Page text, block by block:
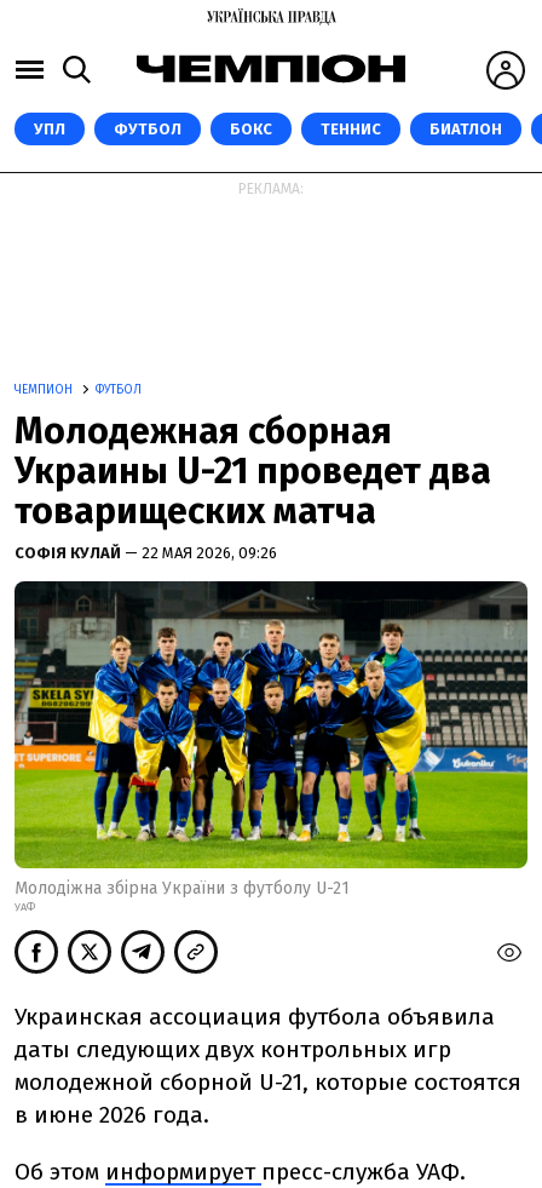
УПЛ ФУТБОЛ БОКС ТЕННИС БИАТЛОН
РЕКЛАМА:
ЧЕМПИОН ФУТБОЛ
Молодежная сборная
Украины U-21 проведет два
товарищеских матча
СОФІЯ КУЛАЙ — 22 МАЯ 2026, 09:26
Молодіжна збірна України з футболу U-21
УАФ
Украинская ассоциация футбола объявила
даты следующих двух контрольных игр
молодежной сборной U-21, которые состоятся
в июне 2026 года.
Об этом информирует пресс-служба УАФ.